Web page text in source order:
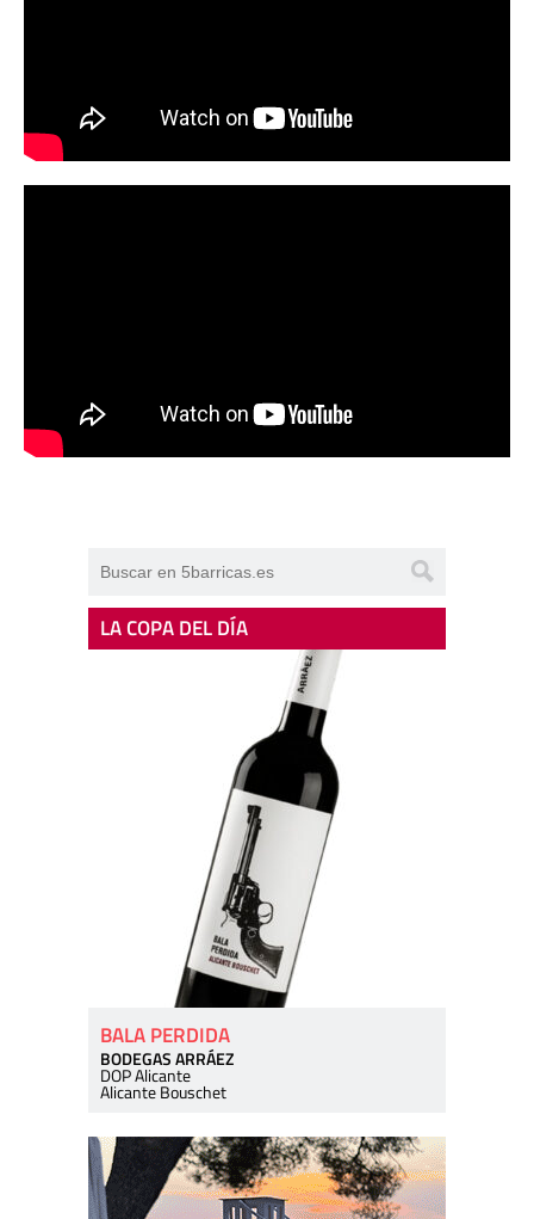
LA COPA DEL DÍA
BALA PERDIDA
BODEGAS ARRÁEZ
DOP Alicante
Alicante Bouschet